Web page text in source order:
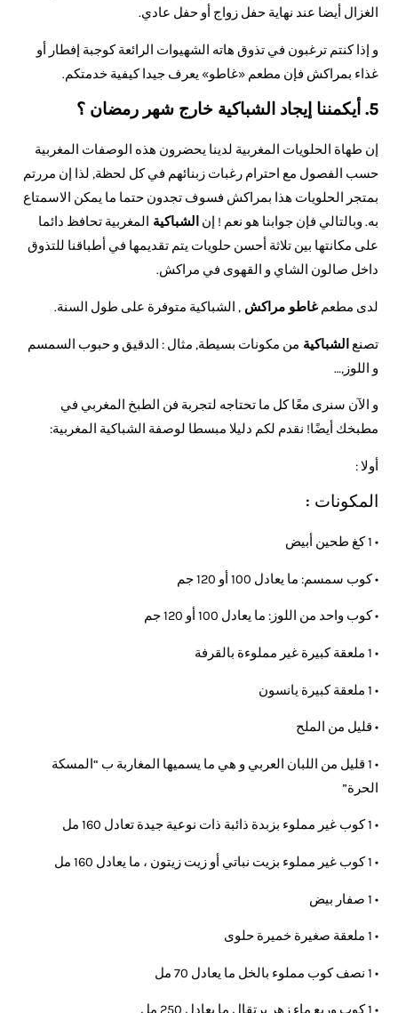
الغزال أيضا عند نهاية حفل زواج أو حفل عادي.
و إذا كنتم ترغبون في تذوق هاته الشهيوات الرائعة كوجبة إفطار أو
غذاء بمراكش فإن مطعم «غاطو» يعرف جيدا كيفية خدمتكم.
5. أيكمننا إيجاد الشباكية خارج شهر رمضان ؟
إن طهاة الحلويات المغربية لدينا يحضرون هذه الوصفات المغربية
حسب الفصول مع احترام رغبات زبنائهم في كل لحظة, لذا إن مررتم
بمتجر الحلويات هذا بمراكش فسوف تجدون حتما ما يمكن الاسمتاع
به. وبالتالي فإن جوابنا هو نعم ! إنالشباكية المغربية تحافظ دائما
على مكانتها بين تلاثة أحسن حلويات يتم تقديمها في أطباقنا للتذوق
داخل صالون الشاي و القهوى في مراكش.
لدى مطعمغاطو مراكش, الشباكية متوفرة على طول السنة.
تصنع الشباكية من مكونات بسيطة, مثال : الدقيق و حبوب السمسم
و اللوز,…
و الآن سنرى معًا كل ما تحتاجه لتجربة فن الطبخ المغربي في
مطبخك أيضًا! نقدم لكم دليلا مبسطا لوصفة الشباكية المغربية:
أولا :
المكونات :
• 1 كغ طحين أبيض
• كوب سمسم: ما يعادل 100 أو 120 جم
• كوب واحد من اللوز: ما يعادل 100 أو 120 جم
• 1 ملعقة كبيرة غير مملوءة بالقرفة
• 1 ملعقة كبيرة يانسون
• قليل من الملح
• 1 قليل من اللبان العربي و هي ما يسميها المغاربة ب “المسكة
الحرة”
• 1 كوب غير مملوء بزبدة ذائبة ذات نوعية جيدة تعادل 160 مل
• 1 كوب غير مملوء بزيت نباتي أو زيت زيتون ، ما يعادل 160 مل
• 1 صفار بيض
• 1 ملعقة صغيرة خميرة حلوى
• 1 نصف كوب مملوء بالخل ما يعادل 70 مل